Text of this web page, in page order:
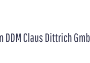
Claus Dittrich